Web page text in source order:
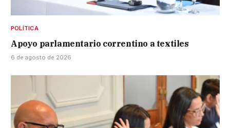
POLÍTICA
Apoyo parlamentario correntino a textiles
6 de agosto de 2026